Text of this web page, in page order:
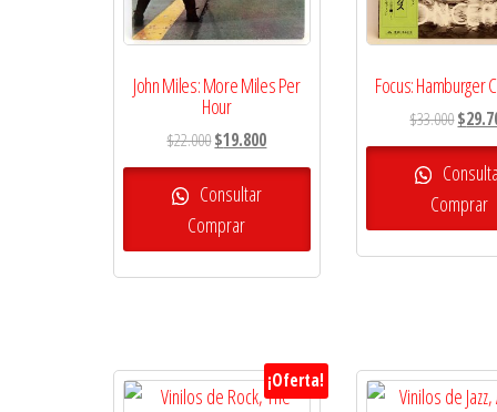
John Miles: More Miles Per
Hour
$22.000El
precio
original
era:
$22.000.
$19.800El
precio
$19.800.
Consultar
Comprar
Focus: Hamburger
$33.000El
precio
original
era:
$33.000.
$
Comprar
¡Oferta!